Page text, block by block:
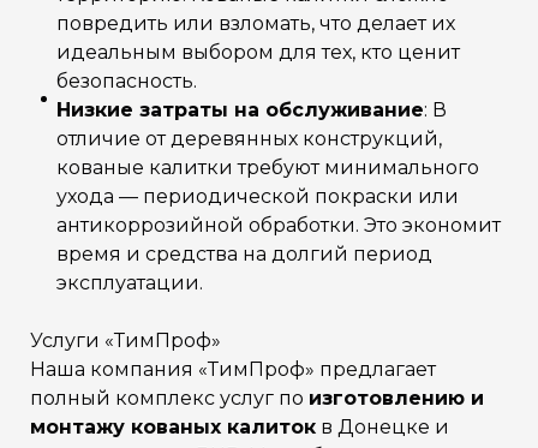
повредить или взломать, что делает их
идеальным выбором для тех, кто ценит
безопасность.
Низкие затраты на обслуживание: В
отличие от деревянных конструкций,
кованые калитки требуют минимального
ухода — периодической покраски или
антикоррозийной обработки. Это экономит
время и средства на долгий период
эксплуатации.
Услуги «ТимПроф»
Наша компания «ТимПроф» предлагает
полный комплекс услуг по изготовлению и
монтажу кованых калиток в Донецке и